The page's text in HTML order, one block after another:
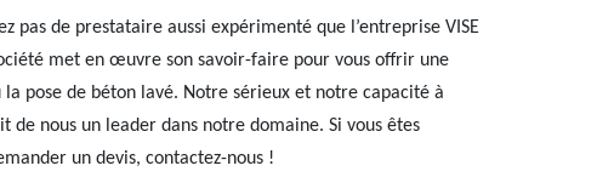
pas de prestataire aussi expérimenté que l’entreprise VISE
met en œuvre son savoir-faire pour vous offrir une
pose de béton lavé. Notre sérieux et notre capacité à
nous un leader dans notre domaine. Si vous êtes
un devis, contactez-nous !